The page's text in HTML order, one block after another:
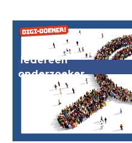
Iedereen
onderzoeker